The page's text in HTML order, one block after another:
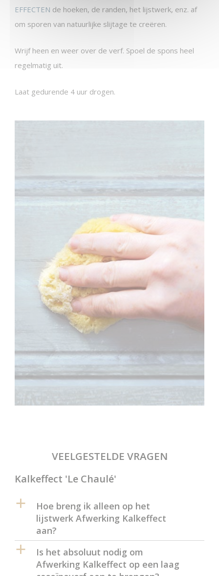
EFFECTEN de hoeken, de randen, het lijstwerk, enz. af
om sporen van natuurlijke slijtage te creëren.
Wrijf heen en weer over de verf. Spoel de spons heel
regelmatig uit.
Laat gedurende 4 uur drogen.
VEELGESTELDE VRAGEN
Kalkeffect 'Le Chaulé'
a
Hoe breng ik alleen op het
lijstwerk Afwerking Kalkeffect
aan?
a
Is het absoluut nodig om
Afwerking Kalkeffect op een laag